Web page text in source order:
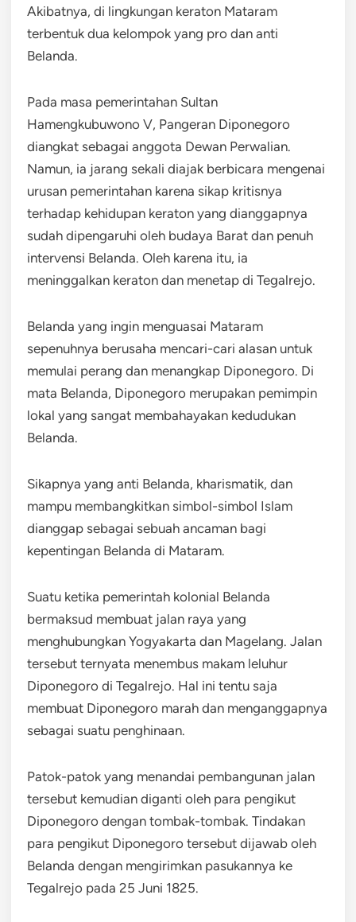
Akibatnya, di lingkungan keraton Mataram
terbentuk dua kelompok yang pro dan anti
Belanda.
Pada masa pemerintahan Sultan
Hamengkubuwono V, Pangeran Diponegoro
diangkat sebagai anggota Dewan Perwalian.
Namun, ia jarang sekali diajak berbicara mengenai
urusan pemerintahan karena sikap kritisnya
terhadap kehidupan keraton yang dianggapnya
sudah dipengaruhi oleh budaya Barat dan penuh
intervensi Belanda. Oleh karena itu, ia
meninggalkan keraton dan menetap di Tegalrejo.
Belanda yang ingin menguasai Mataram
sepenuhnya berusaha mencari-cari alasan untuk
memulai perang dan menangkap Diponegoro. Di
mata Belanda, Diponegoro merupakan pemimpin
lokal yang sangat membahayakan kedudukan
Belanda.
Sikapnya yang anti Belanda, kharismatik, dan
mampu membangkitkan simbol-simbol Islam
dianggap sebagai sebuah ancaman bagi
kepentingan Belanda di Mataram.
Suatu ketika pemerintah kolonial Belanda
bermaksud membuat jalan raya yang
menghubungkan Yogyakarta dan Magelang. Jalan
tersebut ternyata menembus makam leluhur
Diponegoro di Tegalrejo. Hal ini tentu saja
membuat Diponegoro marah dan menganggapnya
sebagai suatu penghinaan.
Patok-patok yang menandai pembangunan jalan
tersebut kemudian diganti oleh para pengikut
Diponegoro dengan tombak-tombak. Tindakan
para pengikut Diponegoro tersebut dijawab oleh
Belanda dengan mengirimkan pasukannya ke
Tegalrejo pada 25 Juni 1825.